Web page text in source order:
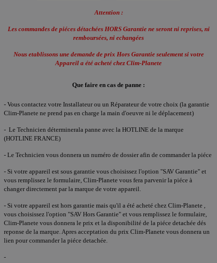
Attention :
Les commandes de piéces détachées HORS Garantie ne seront ni reprises, ni
remboursées, ni echangées
Nous etablissons une demande de prix Hors Garantie seulement si votre
Appareil a été acheté chez Clim-Planete
Que faire en cas de panne :
- Vous contactez votre Installateur ou un Réparateur de votre choix (la garantie
Clim-Planete ne prend pas en charge la main d'oeuvre ni le déplacement)
- Le Technicien déterminerala panne avec la HOTLINE de la marque
(HOTLINE FRANCE)
- Le Technicien vous donnera un numéro de dossier afin de commander la piéce
- Si votre appareil est sous garantie vous choisissez l'option "SAV Garantie" et
vous remplissez le formulaire, Clim-Planete vous fera parvenir la piéce à
changer directement par la marque de votre appareil.
- Si votre appareil est hors garantie mais qu'il a été acheté chez Clim-Planete ,
vous choisissez l'option "SAV Hors Garantie" et vous remplissez le formulaire,
Clim-Planete vous donnera le prix et la disponibilité de la piéce detachée dés
reponse de la marque. Apres acceptation du prix Clim-Planete vous donnera un
lien pour commander la piéce detachée.
-